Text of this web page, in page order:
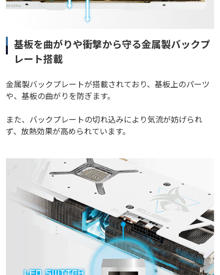
基板を曲がりや衝撃から守る金属製バックプ
レート搭載
金属製バックプレートが搭載されており、基板上のパーツ
や、基板の曲がりを防ぎます。
また、バックプレートの切れ込みにより気流が妨げられ
ず、放熱効果が高められています。